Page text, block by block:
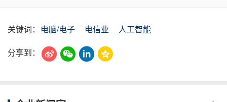
关键词： 电脑/电子 电信业
人工智能
分享到：